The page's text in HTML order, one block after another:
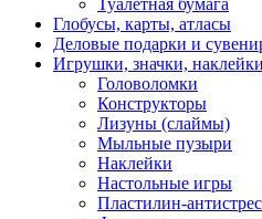
Туалетная бумага
Глобусы, карты, атласы
Деловые подарки и
Игрушки, значки, наклейки
Головоломки
Конструкторы
Лизуны (слаймы)
Мыльные пузыри
Наклейки
Настольные игры
Пластилин-